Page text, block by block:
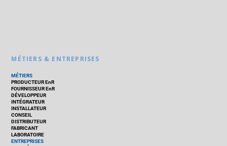
MÉTIERS & ENTREPRISES
MÉTIERS
PRODUCTEUR EnR
FOURNISSEUR EnR
DÉVELOPPEUR
INTÉGRATEUR
INSTALLATEUR
CONSEIL
DISTRIBUTEUR
FABRICANT
LABORATOIRE
ENTREPRISES